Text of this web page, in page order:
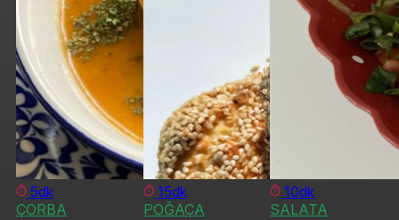
5dk
ÇORBA
15dk
POĞAÇA
10dk
SALATA